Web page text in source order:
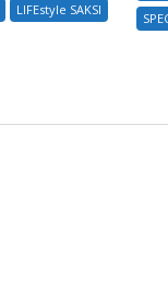
LIFEstyle SAKSI